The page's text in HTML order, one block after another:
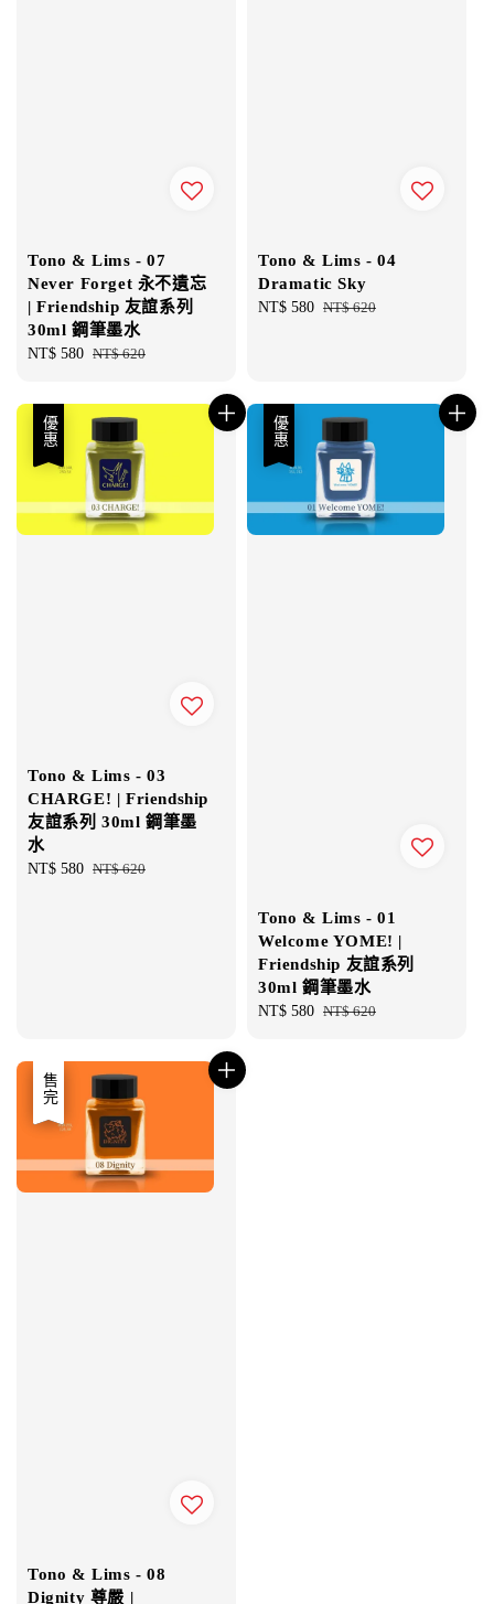
Tono & Lims - 07
Never Forget 永不遺忘
| Friendship 友誼系列
30ml 鋼筆墨水
Sale
NT$ 580 Regular
NT$ 620
Tono & Lims - 04
Dramatic Sky
Sale
NT$ 580 Regular
NT$ 620
優惠
Tono & Lims - 03
CHARGE! | Friendship
友誼系列 30ml 鋼筆墨
水
Sale
NT$ 580 Regular
NT$ 620
優惠
Tono & Lims - 01
Welcome YOME! |
Friendship 友誼系列
30ml 鋼筆墨水
Sale
NT$ 580 Regular
NT$ 620
優惠
售完
Tono & Lims - 08
Dignity 尊嚴 |